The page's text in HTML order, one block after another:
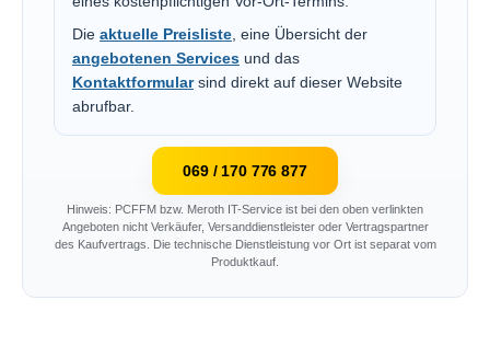
Die aktuelle Preisliste, eine Übersicht der
angebotenen Services und das
Kontaktformularsind direkt auf dieser Website
abrufbar.
069 / 170 776 877
Hinweis: PCFFM bzw. Meroth IT-Service ist bei den oben verlinkten
Angeboten nicht Verkäufer, Versanddienstleister oder Vertragspartner
des Kaufvertrags. Die technische Dienstleistung vor Ort ist separat vom
Produktkauf.